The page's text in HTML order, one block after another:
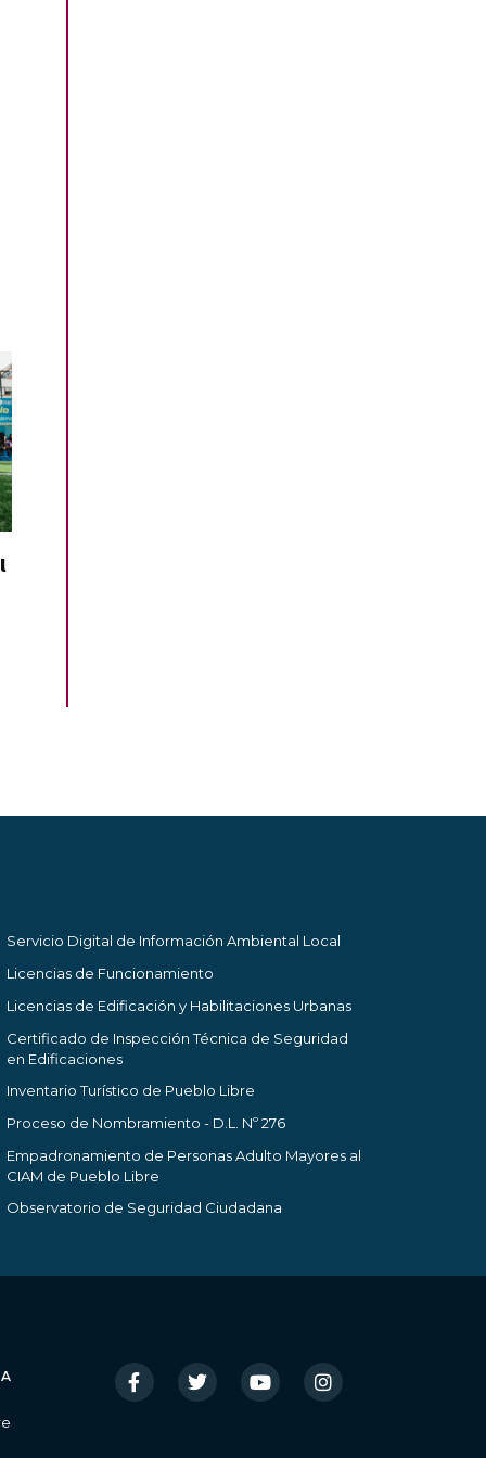
Servicio Digital de Información Ambiental Local
Licencias de Funcionamiento
Licencias de Edificación y Habilitaciones Urbanas
Certificado de Inspección Técnica de Seguridad
en Edificaciones
Inventario Turístico de Pueblo Libre
Proceso de Nombramiento - D.L. Nº 276
Empadronamiento de Personas Adulto Mayores al
CIAM de Pueblo Libre
Observatorio de Seguridad Ciudadana